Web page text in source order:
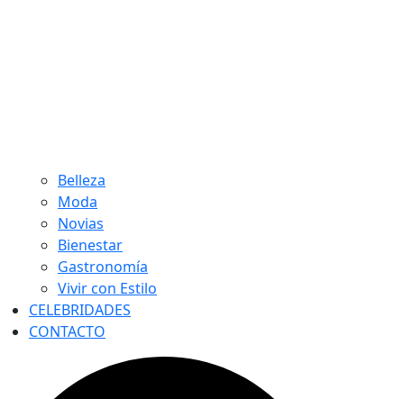
Belleza
Moda
Novias
Bienestar
Gastronomía
Vivir con Estilo
CELEBRIDADES
CONTACTO